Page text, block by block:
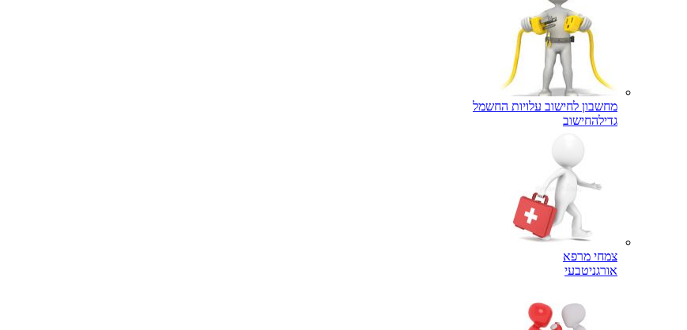
מחשבון לחישוב עלויות החשמל
גדילהחישוב
צמחי מרפא
אורגניטבעי